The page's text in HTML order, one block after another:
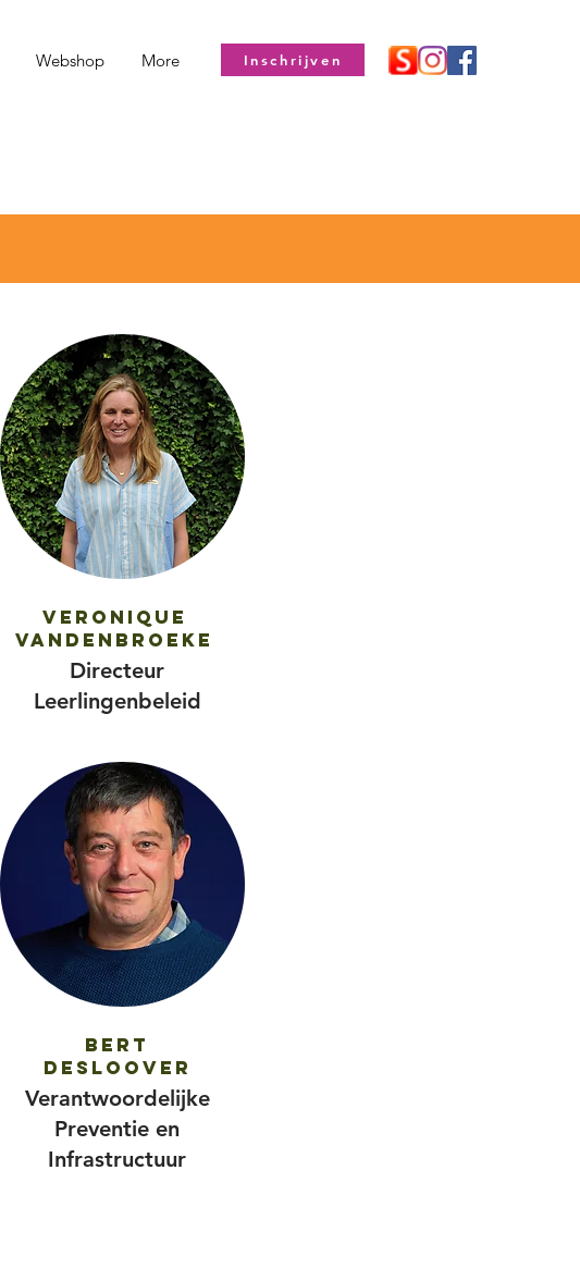
Webshop More Inschrijven
Veronique
Vandenbroeke
Directeur
Leerlingenbeleid
Bert
Desloover
Verantwoordelijke
Preventie en
Infrastructuur